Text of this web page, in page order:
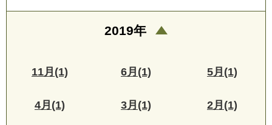
2019年
11月(1) 6月(1) 5月(1)
4月(1) 3月(1) 2月(1)